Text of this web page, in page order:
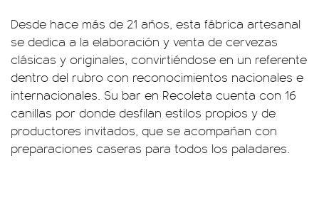
Desde hace más de 21 años, esta fábrica artesanal
se dedica a la elaboración y venta de cervezas
clásicas y originales, convirtiéndose en un referente
dentro del rubro con reconocimientos nacionales e
internacionales. Su bar en Recoleta cuenta con 16
canillas por donde desfilan estilos propios y de
productores invitados, que se acompañan con
preparaciones caseras para todos los paladares.